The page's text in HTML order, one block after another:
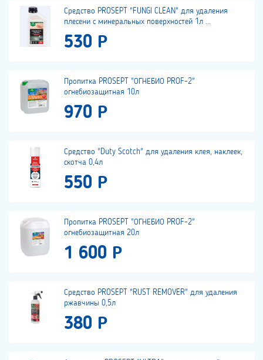
Средство PROSEPT "FUNGI CLEAN" для удаления
плесени с минеральных поверхностей 1л ...
530 Р
Пропитка PROSEPT "ОГНЕБИО PROF-2"
огнебиозащитная 10л
970 Р
Средство "Duty Scotch" для удаления клея, наклеек,
скотча 0,4л
550 Р
Пропитка PROSEPT "ОГНЕБИО PROF-2"
огнебиозащитная 20л
1 600 Р
Средство PROSEPT "RUST REMOVER" для удаления
ржавчины 0,5л
380 Р